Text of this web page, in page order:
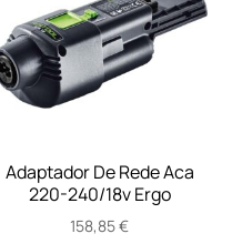
Adaptador De Rede Aca
220-240/18v Ergo
158,85€